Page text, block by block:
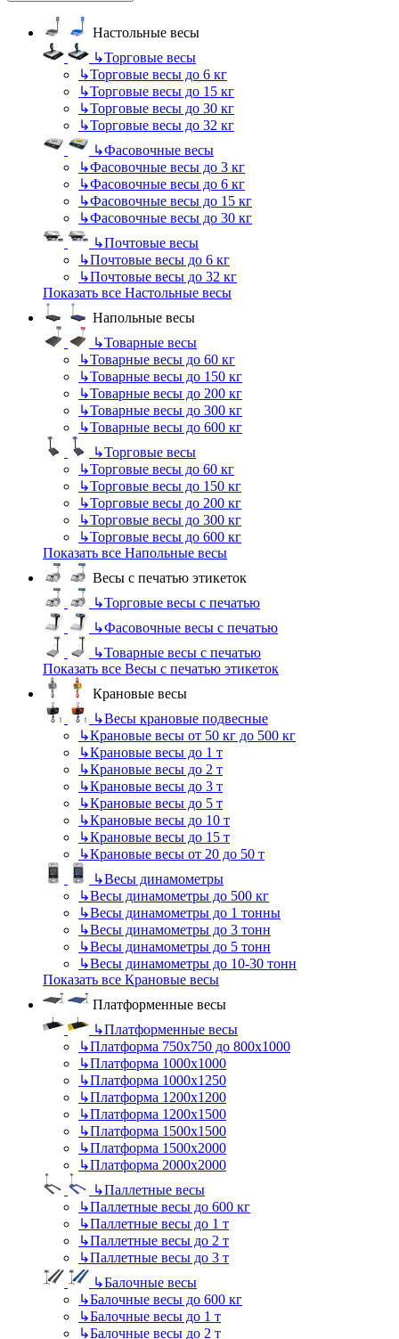
Настольные весы
↳Торговые весы
↳Торговые весы до 6 кг
↳Торговые весы до 15 кг
↳Торговые весы до 30 кг
↳Торговые весы до 32 кг
↳Фасовочные весы
↳Фасовочные весы до 3 кг
↳Фасовочные весы до 6 кг
↳Фасовочные весы до 15 кг
↳Фасовочные весы до 30 кг
↳Почтовые весы
↳Почтовые весы до 6 кг
↳Почтовые весы до 32 кг
Показать все Настольные весы
Напольные весы
↳Товарные весы
↳Товарные весы до 60 кг
↳Товарные весы до 150 кг
↳Товарные весы до 200 кг
↳Товарные весы до 300 кг
↳Товарные весы до 600 кг
↳Торговые весы
↳Торговые весы до 60 кг
↳Торговые весы до 150 кг
↳Торговые весы до 200 кг
↳Торговые весы до 300 кг
↳Торговые весы до 600 кг
Показать все Напольные весы
Весы с печатью этикеток
↳Торговые весы с печатью
↳Фасовочные весы с печатью
↳Товарные весы с печатью
Показать все Весы с печатью этикеток
Крановые весы
↳Весы крановые подвесные
↳Крановые весы от 50 кг до 500 кг
↳Крановые весы до 1 т
↳Крановые весы до 2 т
↳Крановые весы до 3 т
↳Крановые весы до 5 т
↳Крановые весы до 10 т
↳Крановые весы до 15 т
↳Крановые весы от 20 до 50 т
↳Весы динамометры
↳Весы динамометры до 500 кг
↳Весы динамометры до 1 тонны
↳Весы динамометры до 3 тонн
↳Весы динамометры до 5 тонн
↳Весы динамометры до 10-30 тонн
Показать все Крановые весы
Платформенные весы
↳Платформенные весы
↳Платформа 750х750 до 800х1000
↳Платформа 1000х1000
↳Платформа 1000х1250
↳Платформа 1200х1200
↳Платформа 1200х1500
↳Платформа 1500х1500
↳Платформа 1500х2000
↳Платформа 2000х2000
↳Паллетные весы
↳Паллетные весы до 600 кг
↳Паллетные весы до 1 т
↳Паллетные весы до 2 т
↳Паллетные весы до 3 т
↳Балочные весы
↳Балочные весы до 600 кг
↳Балочные весы до 1 т
↳Балочные весы до 2 т